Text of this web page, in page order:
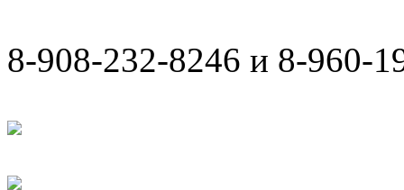
8-908-232-8246 и 8-960-